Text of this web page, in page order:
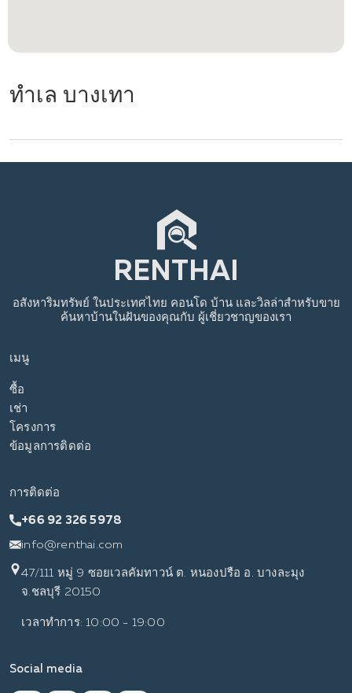
ทำเล บางเทา
เมนู
ซื้อ
เช่า
โครงการ
ข้อมูลการติดต่อ
อสังหาริมทรัพย์ ในประเทศไทย คอนโด บ้าน และวิลล่าสำหรับขาย
ค้นหาบ้านในฝันของคุณกับ ผู้เชี่ยวชาญของเรา
การติดต่อ
+66 92 326 5978
info@renthai.com
47/111 หมู่ 9 ซอยเวลคัมทาวน์ ต. หนองปรือ อ. บางละมุง
จ.ชลบุรี 20150
เวลาทำการ: 10:00 - 19:00
Social media